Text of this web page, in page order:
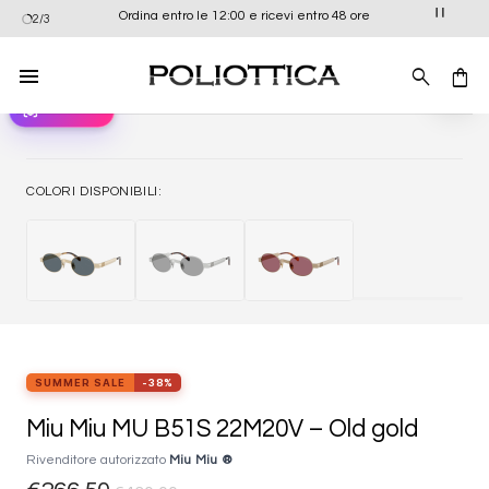
Salta
ai
contenuti
2/3 Ordina entro le 12:00 e ricevi entro 48 ore
view_in_ar
COLORI DISPONIBILI:
SUMMER SALE -38%
Miu Miu MU B51S 22M20V – Old gold
Rivenditore autorizzato Miu Miu ®